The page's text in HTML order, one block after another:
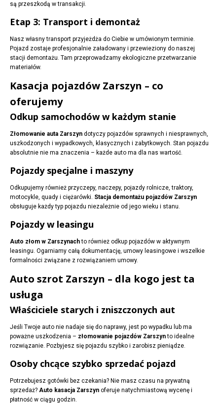
są przeszkodą w transakcji.
Etap 3: Transport i demontaż
Nasz własny transport przyjeżdża do Ciebie w umówionym terminie.
Pojazd zostaje profesjonalnie załadowany i przewieziony do naszej
stacji demontażu. Tam przeprowadzamy ekologiczne przetwarzanie
materiałów.
Kasacja pojazdów Zarszyn – co
oferujemy
Odkup samochodów w każdym stanie
Złomowanie auta Zarszyn dotyczy pojazdów sprawnych i niesprawnych,
uszkodzonych i wypadkowych, klasycznych i zabytkowych. Stan pojazdu
absolutnie nie ma znaczenia – każde auto ma dla nas wartość.
Pojazdy specjalne i maszyny
Odkupujemy również przyczepy, naczepy, pojazdy rolnicze, traktory,
motocykle, quady i ciężarówki. Stacja demontażu pojazdów Zarszyn
obsługuje każdy typ pojazdu niezależnie od jego wieku i stanu.
Pojazdy w leasingu
Auto złom w Zarszynachto również odkup pojazdów w aktywnym
leasingu. Ogarniamy całą dokumentację, umowy leasingowe i wszelkie
formalności związane z rozwiązaniem umowy.
Auto szrot Zarszyn – dla kogo jest ta
usługa
Właściciele starych i zniszczonych aut
Jeśli Twoje auto nie nadaje się do naprawy, jest po wypadku lub ma
poważne uszkodzenia – złomowanie pojazdów Zarszynto idealne
rozwiązanie. Pozbyjesz się pojazdu szybko i zarobisz pieniądze.
Osoby chcące szybko sprzedać pojazd
Potrzebujesz gotówki bez czekania? Nie masz czasu na prywatną
sprzedaż? Auto kasacja Zarszyn oferuje natychmiastową wycenę i
płatność w ciągu godzin.